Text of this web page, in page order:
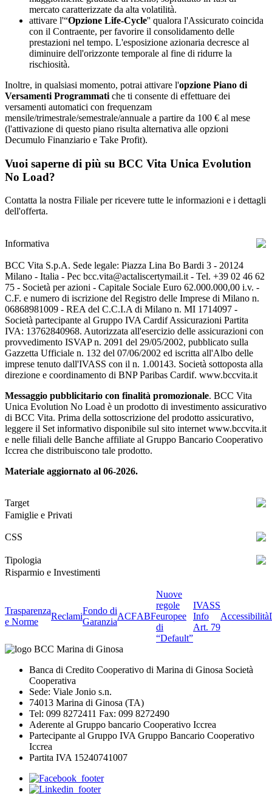
mercato caratterizzate da alta volatilità.
attivare l'“Opzione Life-Cycle'' qualora l'Assicurato coincida
con il Contraente, per favorire il consolidamento delle
prestazioni nel tempo. L'esposizione azionaria decresce al
diminuire dell'orizzonte temporale al fine di ridurre la
rischiosità.
Inoltre, in qualsiasi momento, potrai attivare l'opzione Piano di
Versamenti Programmati che ti consente di effettuare dei
versamenti automatici con frequenzam
mensile/trimestrale/semestrale/annuale a partire da 100 € al mese
(l'attivazione di questo piano risulta alternativa alle opzioni
Decumulo Finanziario e Take Profit).
Vuoi saperne di più su BCC Vita Unica Evolution
No Load?
Contatta la nostra Filiale per ricevere tutte le informazioni e i dettagli
dell'offerta.
Informativa
BCC Vita S.p.A. Sede legale: Piazza Lina Bo Bardi 3 - 20124
Milano - Italia - Pec bcc.vita@actaliscertymail.it - Tel. +39 02 46 62
75 - Società per azioni - Capitale Sociale Euro 62.000.000,00 i.v. -
C.F. e numero di iscrizione del Registro delle Imprese di Milano n.
06868981009 - REA del C.C.I.A di Milano n. MI 1714097 -
Società partecipante al Gruppo IVA Cardif Assicurazioni Partita
IVA: 13762840968. Autorizzata all'esercizio delle assicurazioni con
provvedimento ISVAP n. 2091 del 29/05/2002, pubblicato sulla
Gazzetta Ufficiale n. 132 del 07/06/2002 ed iscritta all'Albo delle
imprese tenuto dall'IVASS con il n. 1.00143. Società sottoposta alla
direzione e coordinamento di BNP Paribas Cardif. www.bccvita.it
Messaggio pubblicitario con finalità promozionale. BCC Vita
Unica Evolution No Load è un prodotto di investimento assicurativo
di BCC Vita. Prima della sottoscrizione del prodotto assicurativo,
leggere il Set informativo disponibile sul sito internet www.bccvita.it
e nelle filiali delle Banche affiliate al Gruppo Bancario Cooperativo
Iccrea che distribuiscono tale prodotto.
Materiale aggiornato al 06-2026.
Target
Famiglie e Privati
CSS
Tipologia
Risparmio e Investimenti
Trasparenza
e Norme
Reclami
Fondo di
Garanzia
ACFABF
Nuove
regole
europee
di
“Default”
IVASS
Info
Art. 79
Accessibilità
Banca di Credito Cooperativo di Marina di Ginosa Società
Cooperativa
Sede: Viale Jonio s.n.
74013 Marina di Ginosa (TA)
Tel: 099 8272411 Fax: 099 8272490
Aderente al Gruppo bancario Cooperativo Iccrea
Partecipante al Gruppo IVA Gruppo Bancario Cooperativo
Iccrea
Partita IVA 15240741007